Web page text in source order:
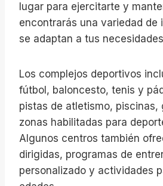
lugar para ejercitarte y
encontrarás una variedad de
se adaptan a tus
Los complejos deportivos
fútbol, baloncesto, tenis y
pistas de atletismo, piscinas,
zonas habilitadas para
Algunos centros también
dirigidas, programas de
personalizado y actividades